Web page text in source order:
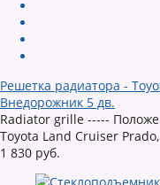
Решетка радиатора -
Внедорожник 5 дв.
Radiator grille -----
Toyota Land Cruiser Prado,
1 830 руб.